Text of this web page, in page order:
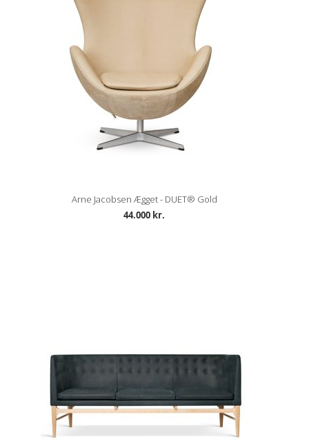
Arne Jacobsen Ægget - DUET® Gold
44.000 kr.